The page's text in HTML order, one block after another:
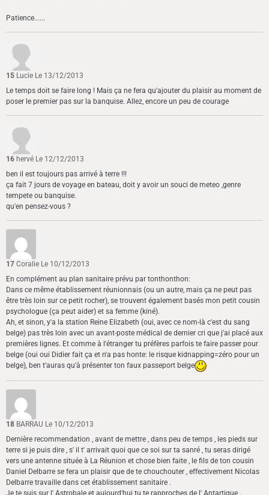
Patience......
15 Lucie Le 13/12/2013
Le temps doit se faire long ! Mais ça ne fera qu'ajouter du plaisir au moment de
poser le premier pas sur la banquise. Allez, encore un peu de courage
16 hervé Le 12/12/2013
ben il est toujours pas arrivé à terre !!!
ça fait 7 jours de voyage en bateau, doit y avoir un souci de meteo ,genre
tempete ou banquise.
qu'en pensez-vous ?
17 Coralie Le 10/12/2013
En complément au plan sanitaire prévu par tonthonthon:
Dans ce même établissement réunionnais (ou un autre, mais ça ne peut pas
être très loin sur ce petit rocher), se trouvent également basés mon petit cousin
psychologue (ça peut aider) et sa femme (kiné).
Ah, et sinon, y'a la station Reine Elizabeth (oui, avec ce nom-là c'est du sang
belge) pas très loin avec un avant-poste médical de dernier cri que j'ai placé aux
premières lignes. Et comme à l'étranger tu préfères parfois te faire passer pour
belge (oui oui Didier fait ça et n'a pas honte: le risque kidnapping=zéro pour un
belge), ben t'auras qu'à présenter ton faux passeport belge
18 BARRAU Le 10/12/2013
Dernière recommendation , avant de mettre , dans peu de temps , les pieds sur
terre si je puis dire , s' il t' arrivait quoi que ce soi sur ta sanré , tu seras dirigé
vers une antenne située à La Réunion et chose bien faite , le fils de ton cousin
Daniel Delbarre se fera un plaisir que de te chouchouter , effectivement Nicolas
Delbarre travaille dans cet établissement sanitaire .